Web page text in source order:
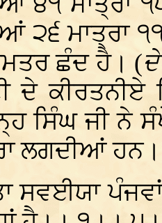
੨੬ ਮਾਤ੍ਰਾ
ਛੰਦ ਹੈ। (
ਦੇ
ਸਿੰਘ ਜੀ ਨੇ
ਲਗਦੀਆਂ
ਸਵਈਯਾ